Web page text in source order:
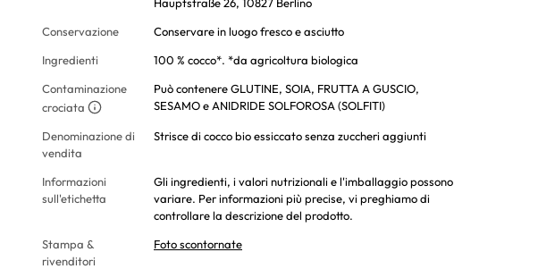
Conservazione
Conservare in luogo fresco e asciutto
Ingredienti
100 % cocco*. *da agricoltura biologica
Contaminazione
crociata
Può contenere GLUTINE, SOIA, FRUTTA A GUSCIO,
SESAMO e ANIDRIDE SOLFOROSA (SOLFITI)
Denominazione di
vendita
Strisce di cocco bio essiccato senza zuccheri aggiunti
Informazioni
sull'etichetta
Gli ingredienti, i valori nutrizionali e l'imballaggio possono
variare. Per informazioni più precise, vi preghiamo di
controllare la descrizione del prodotto.
Stampa &
rivenditori
Foto scontornate